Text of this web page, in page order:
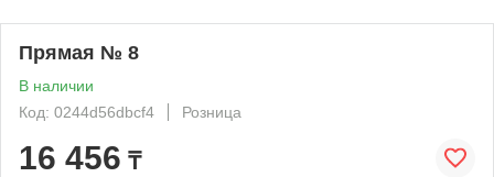
Прямая № 8
В наличии
Код: 0244d56dbcf4
Розница
16 456 ₸